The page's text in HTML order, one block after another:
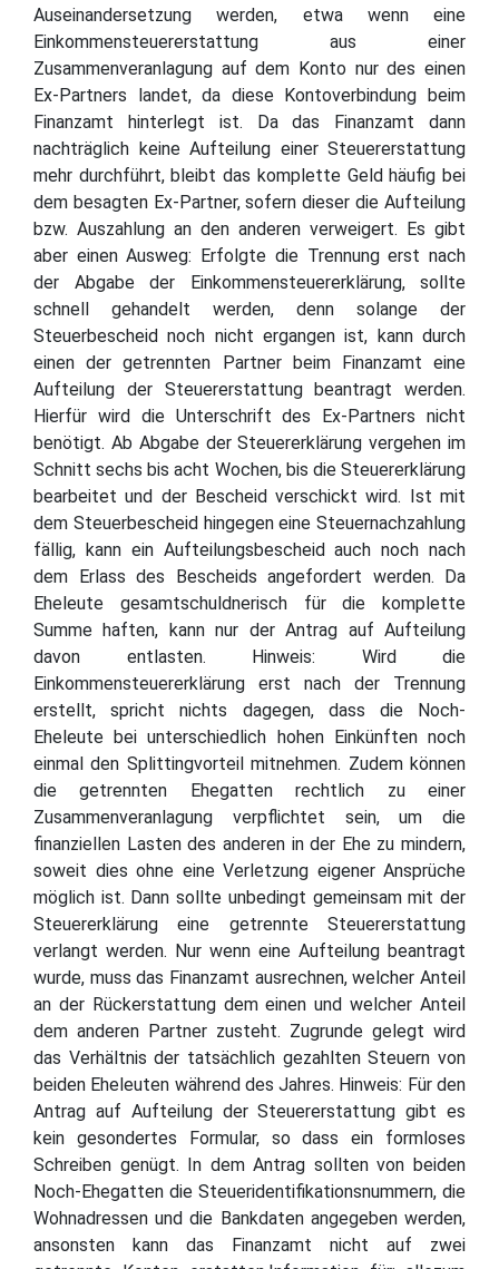
Auseinandersetzung werden, etwa wenn eine
Einkommensteuererstattung aus einer
Zusammenveranlagung auf dem Konto nur des einen
Ex-Partners landet, da diese Kontoverbindung beim
Finanzamt hinterlegt ist. Da das Finanzamt dann
nachträglich keine Aufteilung einer Steuererstattung
mehr durchführt, bleibt das komplette Geld häufig bei
dem besagten Ex-Partner, sofern dieser die Aufteilung
bzw. Auszahlung an den anderen verweigert. Es gibt
aber einen Ausweg: Erfolgte die Trennung erst nach
der Abgabe der Einkommensteuererklärung, sollte
schnell gehandelt werden, denn solange der
Steuerbescheid noch nicht ergangen ist, kann durch
einen der getrennten Partner beim Finanzamt eine
Aufteilung der Steuererstattung beantragt werden.
Hierfür wird die Unterschrift des Ex-Partners nicht
benötigt. Ab Abgabe der Steuererklärung vergehen im
Schnitt sechs bis acht Wochen, bis die Steuererklärung
bearbeitet und der Bescheid verschickt wird. Ist mit
dem Steuerbescheid hingegen eine Steuernachzahlung
fällig, kann ein Aufteilungsbescheid auch noch nach
dem Erlass des Bescheids angefordert werden. Da
Eheleute gesamtschuldnerisch für die komplette
Summe haften, kann nur der Antrag auf Aufteilung
davon entlasten. Hinweis: Wird die
Einkommensteuererklärung erst nach der Trennung
erstellt, spricht nichts dagegen, dass die Noch-
Eheleute bei unterschiedlich hohen Einkünften noch
einmal den Splittingvorteil mitnehmen. Zudem können
die getrennten Ehegatten rechtlich zu einer
Zusammenveranlagung verpflichtet sein, um die
finanziellen Lasten des anderen in der Ehe zu mindern,
soweit dies ohne eine Verletzung eigener Ansprüche
möglich ist. Dann sollte unbedingt gemeinsam mit der
Steuererklärung eine getrennte Steuererstattung
verlangt werden. Nur wenn eine Aufteilung beantragt
wurde, muss das Finanzamt ausrechnen, welcher Anteil
an der Rückerstattung dem einen und welcher Anteil
dem anderen Partner zusteht. Zugrunde gelegt wird
das Verhältnis der tatsächlich gezahlten Steuern von
beiden Eheleuten während des Jahres. Hinweis: Für den
Antrag auf Aufteilung der Steuererstattung gibt es
kein gesondertes Formular, so dass ein formloses
Schreiben genügt. In dem Antrag sollten von beiden
Noch-Ehegatten die Steueridentifikationsnummern, die
Wohnadressen und die Bankdaten angegeben werden,
ansonsten kann das Finanzamt nicht auf zwei